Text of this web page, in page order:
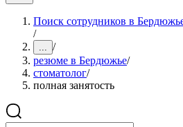
Поиск сотрудников в
/
... /
резюме в Бердюжье/
стоматолог/
полная занятость